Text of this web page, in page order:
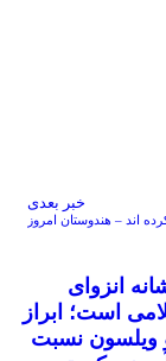
خبر بعدی
اند – هندوستان امروز
انزوای
است؛ ابراز
ویلسون نسبت